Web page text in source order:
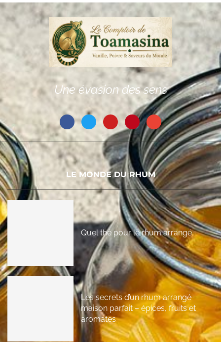
Une évasion des sens
LE MONDE DU RHUM
Quel thé pour le rhum arrangé
Les secrets d’un rhum arrangé
maison parfait – épices, fruits et
aromates